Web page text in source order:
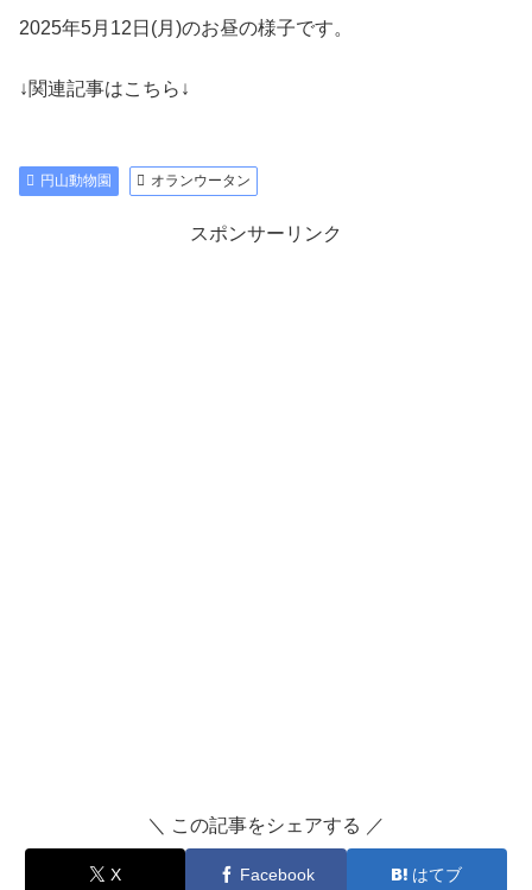
2025年5月12日(月)のお昼の様子です。
↓関連記事はこちら↓
円山動物園 オランウータン
スポンサーリンク
＼ この記事をシェアする ／
X Facebook はてブ